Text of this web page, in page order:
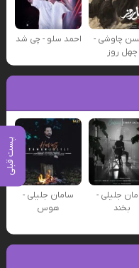
پست قبلی
چاوشی -
چهل روز
احمد سلو - چی شد
جلیلی -
بخند
سامان جلیلی -
هوس